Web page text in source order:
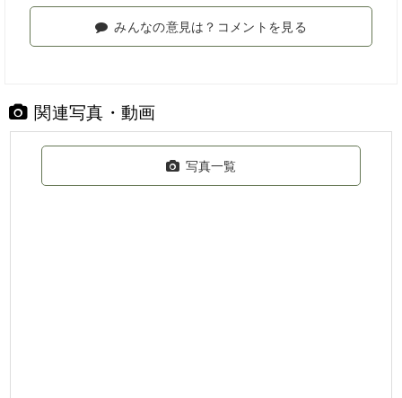
みんなの意見は？コメントを見る
関連写真・動画
写真一覧